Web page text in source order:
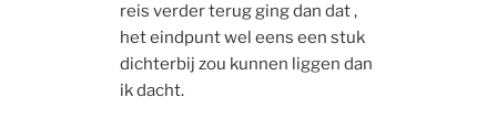
reis verder terug ging dan dat ,
het eindpunt wel eens een stuk
dichterbij zou kunnen liggen dan
ik dacht.